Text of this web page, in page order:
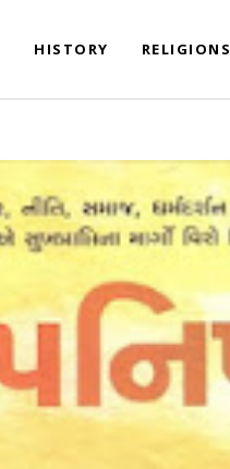
HISTORY RELIGIONS